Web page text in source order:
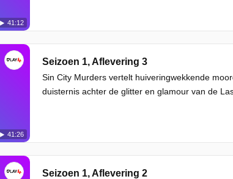
41:12
41:26
Seizoen 1, Aflevering 3
Sin City Murders vertelt huiveringwekkende
duisternis achter de glitter en glamour van de
Seizoen 1, Aflevering 2